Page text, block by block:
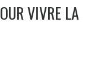
VIVRE LA